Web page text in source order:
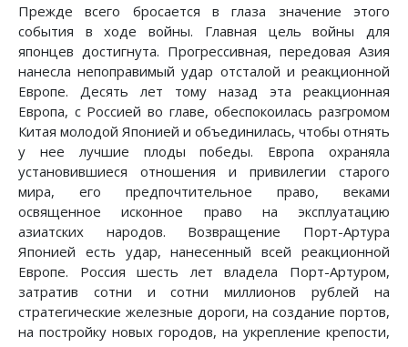
Прежде всего бросается в глаза значение этого
события в ходе войны. Главная цель войны для
японцев достигнута. Прогрессивная, передовая Азия
нанесла непоправимый удар отсталой и реакционной
Европе. Десять лет тому назад эта реакционная
Европа, с Россией во главе, обеспокоилась разгромом
Китая молодой Японией и объединилась, чтобы отнять
у нее лучшие плоды победы. Европа охраняла
установившиеся отношения и привилегии старого
мира, его предпочтительное право, веками
освященное исконное право на эксплуатацию
азиатских народов. Возвращение Порт-Артура
Японией есть удар, нанесенный всей реакционной
Европе. Россия шесть лет владела Порт-Артуром,
затратив сотни и сотни миллионов рублей на
стратегические железные дороги, на создание портов,
на постройку новых городов, на укрепление крепости,